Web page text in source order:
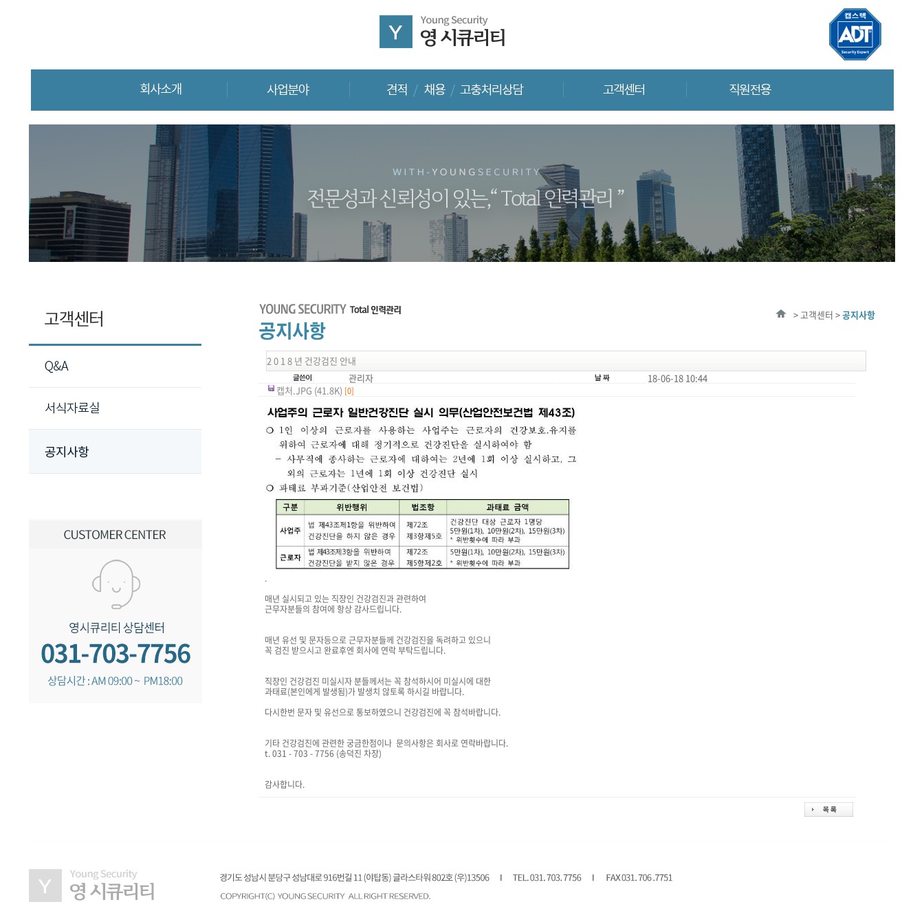
> 고객센터 >공지사항
2 0 1 8 년 건강검진 안내
관리자
18-06-18 10:44
캡처.JPG (41.8K) [0]
.
매년 실시되고 있는 직장인 건강검진과 관련하여
근무자분들의 참여에 항상 감사드립니다.
매년 유선 및 문자등으로 근무자분들께 건강검진을 독려하고 있으니
꼭 검진 받으시고 완료후엔 회사에 연락 부탁드립니다.
직장인 건강검진 미실시자 분들께서는 꼭 참석하시어 미실시에 대한
과태료(본인에게 발생됨)가 발생치 않토록 하시길 바랍니다.
다시한번 문자 및 유선으로 통보하였으니 건강검진에 꼭 참석바랍니다.
기타 건강검진에 관련한 궁금한점이나 문의사항은 회사로 연락바랍니다.
t. 031 - 703 - 7756 (송덕진 차장)
감사합니다.